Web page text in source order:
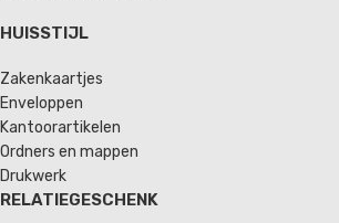
HUISSTIJL
Zakenkaartjes
Enveloppen
Kantoorartikelen
Ordners en mappen
Drukwerk
RELATIEGESCHENK